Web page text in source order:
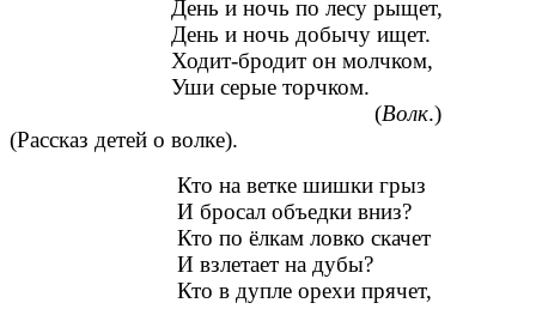
День и ночь по лесу рыщет,
День и ночь добычу ищет.
Ходит-бродит он молчком,
Уши серые торчком.
(Волк.)
(Рассказ детей о волке).
Кто на ветке шишки грыз
И бросал объедки вниз?
Кто по ёлкам ловко скачет
И взлетает на дубы?
Кто в дупле орехи прячет,